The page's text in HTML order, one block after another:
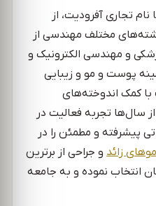
تجاری آفرودیت، از
مختلف مهندسی از
و مهندسی الکترونیک و
پوست و مو و زیبایی
کمک اندوخته‌های
سال‌ها تجربه فعالیت در
پیشرفته و مطمئن را در
موهای زائد و جراحی از برترین
انتخاب نموده و به جامعه